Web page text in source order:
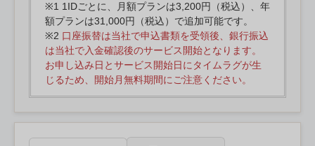
※1 1IDごとに、月額プランは3,200円（税込）、年
額プランは31,000円（税込）で追加可能です。
※2 口座振替は当社で申込書類を受領後、銀行振込
は当社で入金確認後のサービス開始となります。
お申し込み日とサービス開始日にタイムラグが生
じるため、開始月無料期間にご注意ください。